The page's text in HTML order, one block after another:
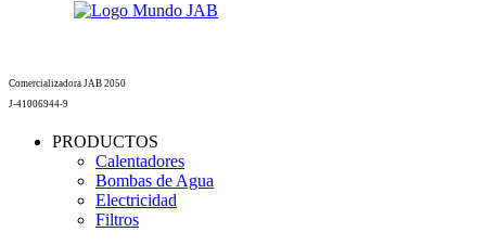
Comercializadora JAB 2050
J-41006944-9
PRODUCTOS
Calentadores
Bombas de Agua
Electricidad
Filtros